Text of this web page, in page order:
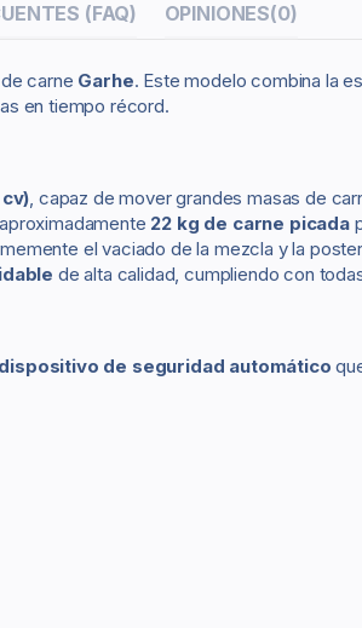
(FAQ) OPINIONES(0)
carne Garhe. Este modelo combina la
en tiempo récord.
cv), capaz de mover grandes masas de
22 kg de carne picada
el vaciado de la mezcla y la
de alta calidad, cumpliendo con
dispositivo de seguridad automático